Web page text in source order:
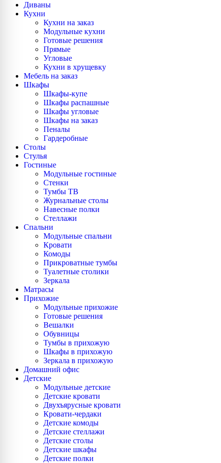
Диваны
Кухни
Кухни на заказ
Модульные кухни
Готовые решения
Прямые
Угловые
Кухни в хрущевку
Мебель на заказ
Шкафы
Шкафы-купе
Шкафы распашные
Шкафы угловые
Шкафы на заказ
Пеналы
Гардеробные
Столы
Стулья
Гостиные
Модульные гостиные
Стенки
Тумбы ТВ
Журнальные столы
Навесные полки
Стеллажи
Спальни
Модульные спальни
Кровати
Комоды
Прикроватные тумбы
Туалетные столики
Зеркала
Матрасы
Прихожие
Модульные прихожие
Готовые решения
Вешалки
Обувницы
Тумбы в прихожую
Шкафы в прихожую
Зеркала в прихожую
Домашний офис
Детские
Модульные детские
Детские кровати
Двухъярусные кровати
Кровати-чердаки
Детские комоды
Детские стеллажи
Детские столы
Детские шкафы
Детские полки